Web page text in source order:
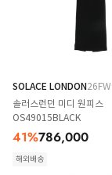
SOLACE LONDON26FW
솔러스런던 미디 원피스
OS49015BLACK
41%786,000
해외배송